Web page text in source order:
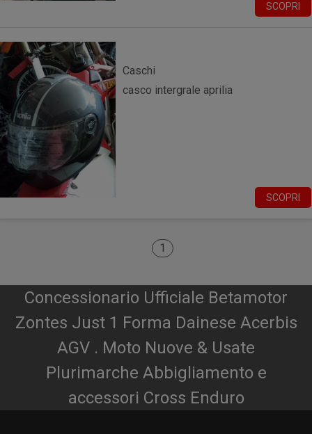
SCOPRI
Caschi
casco intergrale aprilia
SCOPRI
1
Concessionario Ufficiale Betamotor
Zontes Just 1 Forma Dainese Acerbis
AGV . Moto Nuove & Usate
Plurimarche Abbigliamento e
accessori Cross Enduro